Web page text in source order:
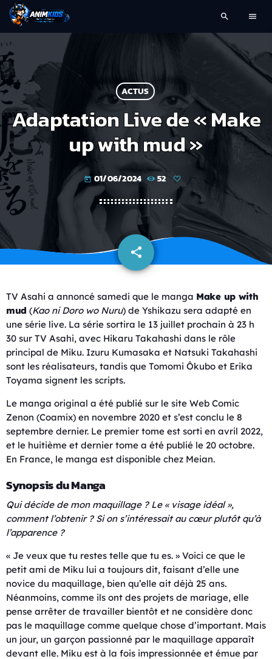
search menu
ACTUS
Adaptation Live de « Make
up with mud »
today 01/06/2024 52
share
email
TV Asahi a annoncé samedi que le manga Make up with
mud (Kao ni Doro wo Nuru) de Yshikazu sera adapté en
une série live. La série sortira le 13 juillet prochain à 23 h
30 sur TV Asahi, avec Hikaru Takahashi dans le rôle
principal de Miku. Izuru Kumasaka et Natsuki Takahashi
sont les réalisateurs, tandis que Tomomi Ôkubo et Erika
Toyama signent les scripts.
Le manga original a été publié sur le site Web Comic
Zenon (Coamix) en novembre 2020 et s’est conclu le 8
septembre dernier. Le premier tome est sorti en avril 2022,
et le huitième et dernier tome a été publié le 20 octobre.
En France, le manga est disponible chez Meian.
Synopsis du Manga
Qui décide de mon maquillage ? Le « visage idéal »,
comment l’obtenir ? Si on s’intéressait au cœur plutôt qu’à
l’apparence ?
« Je veux que tu restes telle que tu es. » Voici ce que le
petit ami de Miku lui a toujours dit, faisant d’elle une
novice du maquillage, bien qu’elle ait déjà 25 ans.
Néanmoins, comme ils ont des projets de mariage, elle
pense arrêter de travailler bientôt et ne considère donc
pas le maquillage comme quelque chose d’important. Mais
un jour, un garçon passionné par le maquillage apparaît
devant elle. Miku est à la fois impressionnée et émue par